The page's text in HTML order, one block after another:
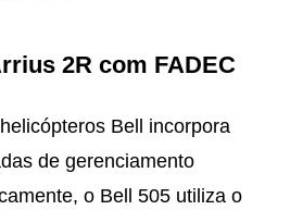
2R com FADEC
Bell incorpora
de gerenciamento
o Bell 505 utiliza o